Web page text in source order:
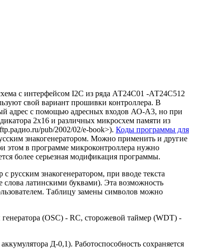
с интерфейсом I2C из ряда АТ24С01 -АТ24С512
свой вариант прошивки контроллера. В
адрес с помощью адресных входов АО-A3, но при
2х16 и различных микросхем памяти из
pub/2002/02/e-book>). Коды программы для
знакогенератором. Можно применить и другие
этом в программе микроконтроллера нужно
более серьезная модификация программы.
русским знакогенератором, при вводе текста
латинскими буквами). Эта возможность
Таблицу замены символов можно
(OSC) - RC, сторожевой таймер (WDT) -
Д-0,1). Работоспособность сохраняется